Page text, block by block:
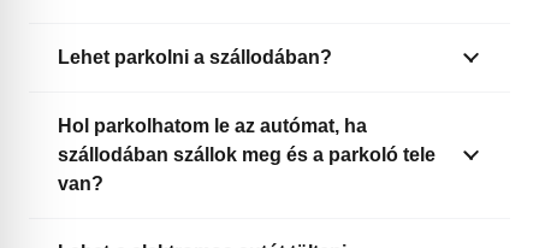
Lehet parkolni a szállodában?
Hol parkolhatom le az autómat, ha
szállodában szállok meg és a parkoló tele
van?